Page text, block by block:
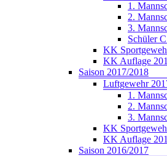
1.
2.
3.
Schüler
KK
KK Auflage
Saison 2017/2018
Luftgewehr
1.
2.
3.
KK
KK Auflage
Saison 2016/2017